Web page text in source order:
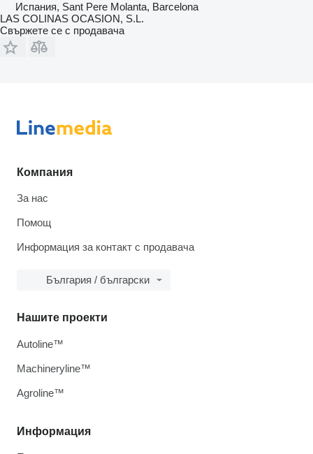
Испания, Sant Pere Molanta, Barcelona
LAS COLINAS OCASION, S.L.
Свържете се с продавача
Компания
За нас
Помощ
Информация за контакт с продавача
България / български
Информация
Нашите проекти
Autoline™
Machineryline™
Agroline™